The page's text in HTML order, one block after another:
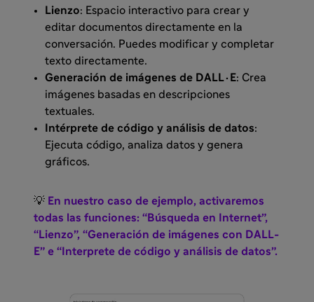
Lienzo: Espacio interactivo para crear y
editar documentos directamente en la
conversación. Puedes modificar y completar
texto directamente.
Generación de imágenes de DALL·E: Crea
imágenes basadas en descripciones
textuales.
Intérprete de código y análisis de datos:
Ejecuta código, analiza datos y genera
gráficos.
💡 En nuestro caso de ejemplo, activaremos
todas las funciones: “Búsqueda en Internet”,
“Lienzo”, “Generación de imágenes con DALL-
E” e “Interprete de código y análisis de datos”.